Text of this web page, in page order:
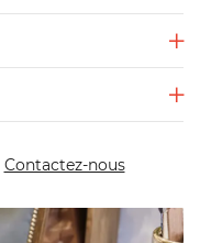
Contactez-nous